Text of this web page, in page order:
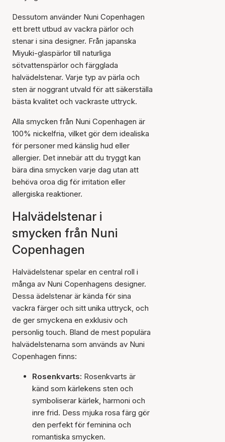
Dessutom använder Nuni Copenhagen
ett brett utbud av vackra pärlor och
stenar i sina designer. Från japanska
Miyuki-glaspärlor till naturliga
sötvattenspärlor och färgglada
halvädelstenar. Varje typ av pärla och
sten är noggrant utvald för att säkerställa
bästa kvalitet och vackraste uttryck.
Alla smycken från Nuni Copenhagen är
100% nickelfria, vilket gör dem idealiska
för personer med känslig hud eller
allergier. Det innebär att du tryggt kan
bära dina smycken varje dag utan att
behöva oroa dig för irritation eller
allergiska reaktioner.
Halvädelstenar i
smycken från Nuni
Copenhagen
Halvädelstenar spelar en central roll i
många av Nuni Copenhagens designer.
Dessa ädelstenar är kända för sina
vackra färger och sitt unika uttryck, och
de ger smyckena en exklusiv och
personlig touch. Bland de mest populära
halvädelstenarna som används av Nuni
Copenhagen finns:
Rosenkvarts: Rosenkvarts är
känd som kärlekens sten och
symboliserar kärlek, harmoni och
inre frid. Dess mjuka rosa färg gör
den perfekt för feminina och
romantiska smycken.